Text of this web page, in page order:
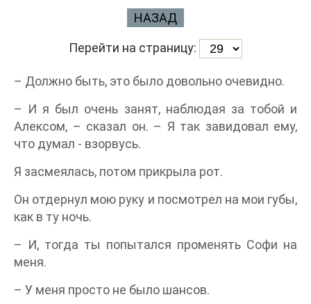
НАЗАД
Перейти на страницу:
– Должно быть, это было довольно очевидно.
– И я был очень занят, наблюдая за тобой и
Алексом, – сказал он. – Я так завидовал ему,
что думал - взорвусь.
Я засмеялась, потом прикрыла рот.
Он отдернул мою руку и посмотрел на мои губы,
как в ту ночь.
– И, тогда ты попытался променять Софи на
меня.
– У меня просто не было шансов.